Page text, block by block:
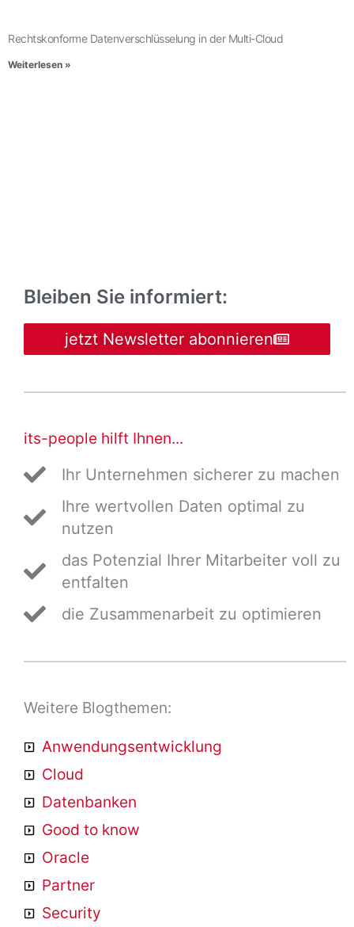
Rechtskonforme Datenverschlüsselung in der Multi-Cloud
Weiterlesen »
Bleiben Sie informiert:
jetzt Newsletter abonnieren
its-people hilft Ihnen...
Ihr Unternehmen sicherer zu machen
Ihre wertvollen Daten optimal zu
nutzen
das Potenzial Ihrer Mitarbeiter voll zu
entfalten
die Zusammenarbeit zu optimieren
Weitere Blogthemen:
Anwendungsentwicklung
Cloud
Datenbanken
Good to know
Oracle
Partner
Security